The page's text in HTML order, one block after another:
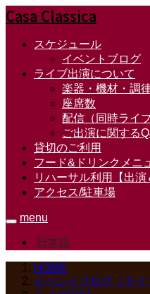
Casa Classica
スケジュール
イベントブログ
ライブ出演について
楽器・機材・調
座席数
配信（同時ライ
ご出演に関する
貸切のご利用
フード&ドリンクメニ
リハーサル利用【出演
アクセス/駐車場
menu
日本語
HOME
イベントブログ（ライ